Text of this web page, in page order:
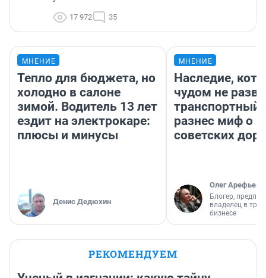
17 972 35
МНЕНИЕ
Тепло для бюджета, но
холодно в салоне
зимой. Водитель 13 лет
ездит на электрокаре:
плюсы и минусы
Денис Дедюхин
МНЕНИЕ
Наследие,
чудом не
транспортный
разнес миф о
советских
Олег Арефьев
Блогер,
владелец в
бизнесе
РЕКОМЕНДУЕМ